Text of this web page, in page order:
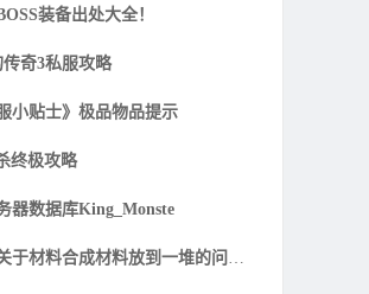
装备出处大全！
奇3私服攻略
小贴士》极品物品提示
终极攻略
器数据库King_Monste
《光通传奇3》关于材料合成材料放到一堆的问题解